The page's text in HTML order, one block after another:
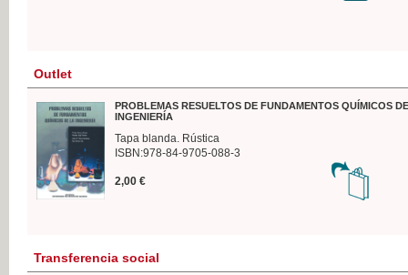
Outlet
PROBLEMAS RESUELTOS DE FUNDAMENTOS QUÍMICOS
INGENIERÍA
Tapa blanda. Rústica
ISBN:978-84-9705-088-3
2,00 €
Transferencia social